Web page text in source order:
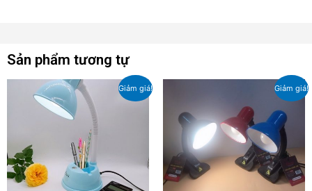
Sản phẩm tương tự
Giảm giá!
Giá
gốc
là:
310,000₫.
Giá
hiện
tại
290,000₫.
Giảm giá!
140,000₫.
tại
là:
133,000₫.